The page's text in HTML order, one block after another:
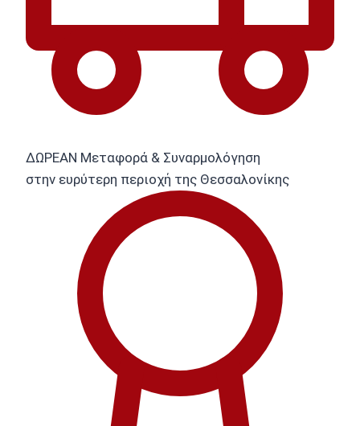
ΔΩΡΕΑΝ Μεταφορά & Συναρμολόγηση
στην ευρύτερη περιοχή της Θεσσαλονίκης